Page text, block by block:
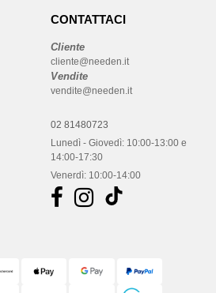
CONTATTACI
Cliente
cliente@needen.it
Vendite
vendite@needen.it
02 81480723
Lunedì - Giovedì: 10:00-13:00 e
14:00-17:30
Venerdì: 10:00-14:00